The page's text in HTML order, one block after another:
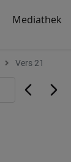
Mediathek
Vers 21